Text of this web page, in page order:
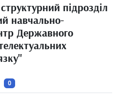
підрозділ
навчально-
Державного
0